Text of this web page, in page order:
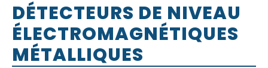
DÉTECTEURS DE NIVEAU
ÉLECTROMAGNÉTIQUES
MÉTALLIQUES